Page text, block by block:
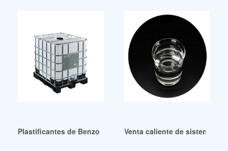
Plastificantes de Benzoato a buen precioVenta caliente de sistemas